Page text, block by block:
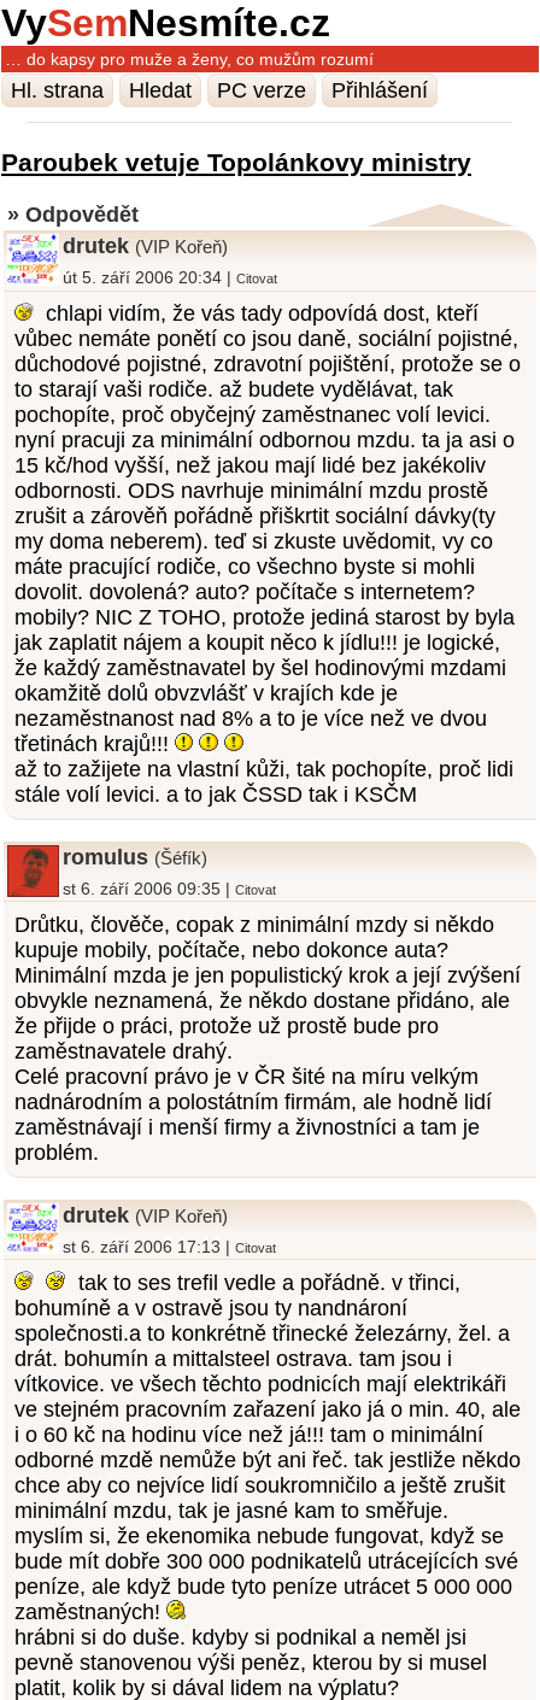
VySemNesmíte.cz
… do kapsy pro muže a ženy, co mužům rozumí
Hl. strana Hledat PC verze Přihlášení
Paroubek vetuje Topolánkovy ministry
» Odpovědět
drutek (VIP Kořeň)
út 5. září 2006 20:34 |Citovat
chlapi vidím, že vás tady odpovídá dost, kteří
vůbec nemáte ponětí co jsou daně, sociální pojistné,
důchodové pojistné, zdravotní pojištění, protože se o
to starají vaši rodiče. až budete vydělávat, tak
pochopíte, proč obyčejný zaměstnanec volí levici.
nyní pracuji za minimální odbornou mzdu. ta ja asi o
15 kč/hod vyšší, než jakou mají lidé bez jakékoliv
odbornosti. ODS navrhuje minimální mzdu prostě
zrušit a zárověň pořádně přiškrtit sociální dávky(ty
my doma neberem). teď si zkuste uvědomit, vy co
máte pracující rodiče, co všechno byste si mohli
dovolit. dovolená? auto? počítače s internetem?
mobily? NIC Z TOHO, protože jediná starost by byla
jak zaplatit nájem a koupit něco k jídlu!!! je logické,
že každý zaměstnavatel by šel hodinovými mzdami
okamžitě dolů obvzvlášť v krajích kde je
nezaměstnanost nad 8% a to je více než ve dvou
třetinách krajů!!!
až to zažijete na vlastní kůži, tak pochopíte, proč lidi
stále volí levici. a to jak ČSSD tak i KSČM
romulus (Šéfík)
st 6. září 2006 09:35 |Citovat
Drůtku, člověče, copak z minimální mzdy si někdo
kupuje mobily, počítače, nebo dokonce auta?
Minimální mzda je jen populistický krok a její zvýšení
obvykle neznamená, že někdo dostane přidáno, ale
že přijde o práci, protože už prostě bude pro
zaměstnavatele drahý.
Celé pracovní právo je v ČR šité na míru velkým
nadnárodním a polostátním firmám, ale hodně lidí
zaměstnávají i menší firmy a živnostníci a tam je
problém.
drutek (VIP Kořeň)
st 6. září 2006 17:13 |Citovat
tak to ses trefil vedle a pořádně. v třinci,
bohumíně a v ostravě jsou ty nandnároní
společnosti.a to konkrétně třinecké železárny, žel. a
drát. bohumín a mittalsteel ostrava. tam jsou i
vítkovice. ve všech těchto podnicích mají elektrikáři
ve stejném pracovním zařazení jako já o min. 40, ale
i o 60 kč na hodinu více než já!!! tam o minimální
odborné mzdě nemůže být ani řeč. tak jestliže někdo
chce aby co nejvíce lidí soukromničilo a ještě zrušit
minimální mzdu, tak je jasné kam to směřuje.
myslím si, že ekenomika nebude fungovat, když se
bude mít dobře 300 000 podnikatelů utrácejících své
peníze, ale když bude tyto peníze utrácet 5 000 000
zaměstnaných!
hrábni si do duše. kdyby si podnikal a neměl jsi
pevně stanovenou výši peněz, kterou by si musel
platit, kolik by si dával lidem na výplatu?